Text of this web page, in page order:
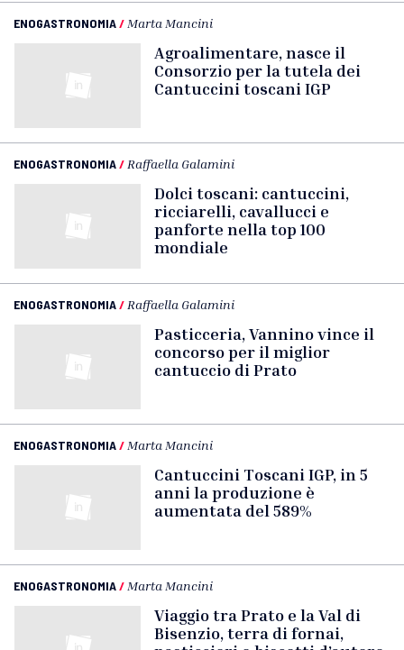
ENOGASTRONOMIA/ Marta Mancini
Agroalimentare, nasce il
Consorzio per la tutela dei
Cantuccini toscani IGP
ENOGASTRONOMIA/ Raffaella Galamini
Dolci toscani: cantuccini,
ricciarelli, cavallucci e
panforte nella top 100
mondiale
ENOGASTRONOMIA/ Raffaella Galamini
Pasticceria, Vannino vince il
concorso per il miglior
cantuccio di Prato
ENOGASTRONOMIA/ Marta Mancini
Cantuccini Toscani IGP, in 5
anni la produzione è
aumentata del 589%
ENOGASTRONOMIA/ Marta Mancini
Viaggio tra Prato e la Val di
Bisenzio, terra di fornai,